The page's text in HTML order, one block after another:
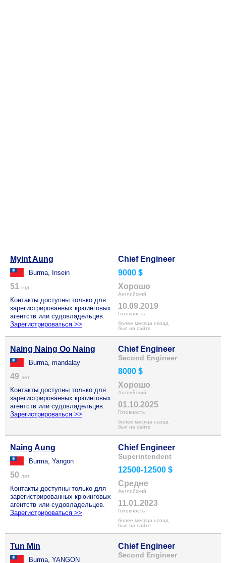
Myint Aung
Burma, Insein
51 год
Контакты доступны только для
зарегистрированных крюинговых
агентств или судовладельцев.
Зарегистрироваться >>
Chief Engineer
9000 $
Хорошо
Английский
10.09.2019
Готовность
более месяца назад
был на сайте
Naing Naing Oo Naing
Burma, mandalay
49 лет
Контакты доступны только для
зарегистрированных крюинговых
агентств или судовладельцев.
Зарегистрироваться >>
Chief Engineer
Second Engineer
8000 $
Хорошо
Английский
01.10.2025
Готовность
более месяца назад
был на сайте
Naing Aung
Burma, Yangon
50 лет
Контакты доступны только для
зарегистрированных крюинговых
агентств или судовладельцев.
Зарегистрироваться >>
Chief Engineer
Superintendent
12500-12500 $
Средне
Английский
11.01.2023
Готовность
более месяца назад
был на сайте
Tun Min
Burma, YANGON
Chief Engineer
Second Engineer